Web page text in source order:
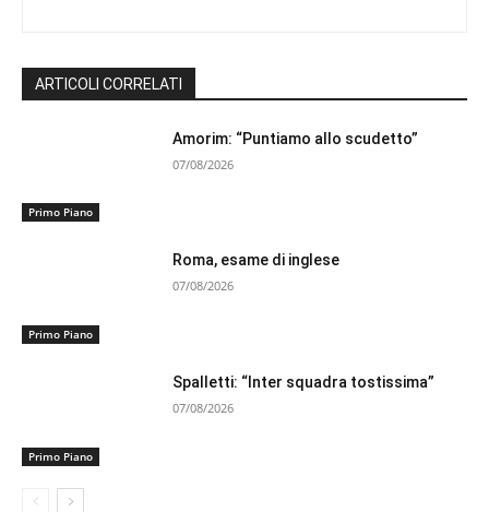
ARTICOLI CORRELATI
Primo Piano
Amorim: “Puntiamo allo scudetto”
07/08/2026
Primo Piano
Roma, esame di inglese
07/08/2026
Primo Piano
Spalletti: “Inter squadra tostissima”
07/08/2026